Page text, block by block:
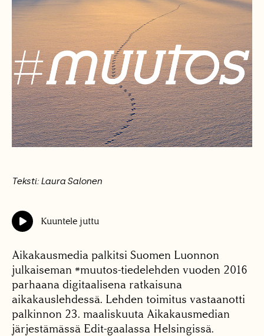
Teksti: Laura Salonen
Kuuntele juttu
Aikakausmedia palkitsi Suomen Luonnon
julkaiseman #muutos-tiedelehden vuoden 2016
parhaana digitaalisena ratkaisuna
aikakauslehdessä. Lehden toimitus vastaanotti
palkinnon 23. maaliskuuta Aikakausmedian
järjestämässä Edit-gaalassa Helsingissä.